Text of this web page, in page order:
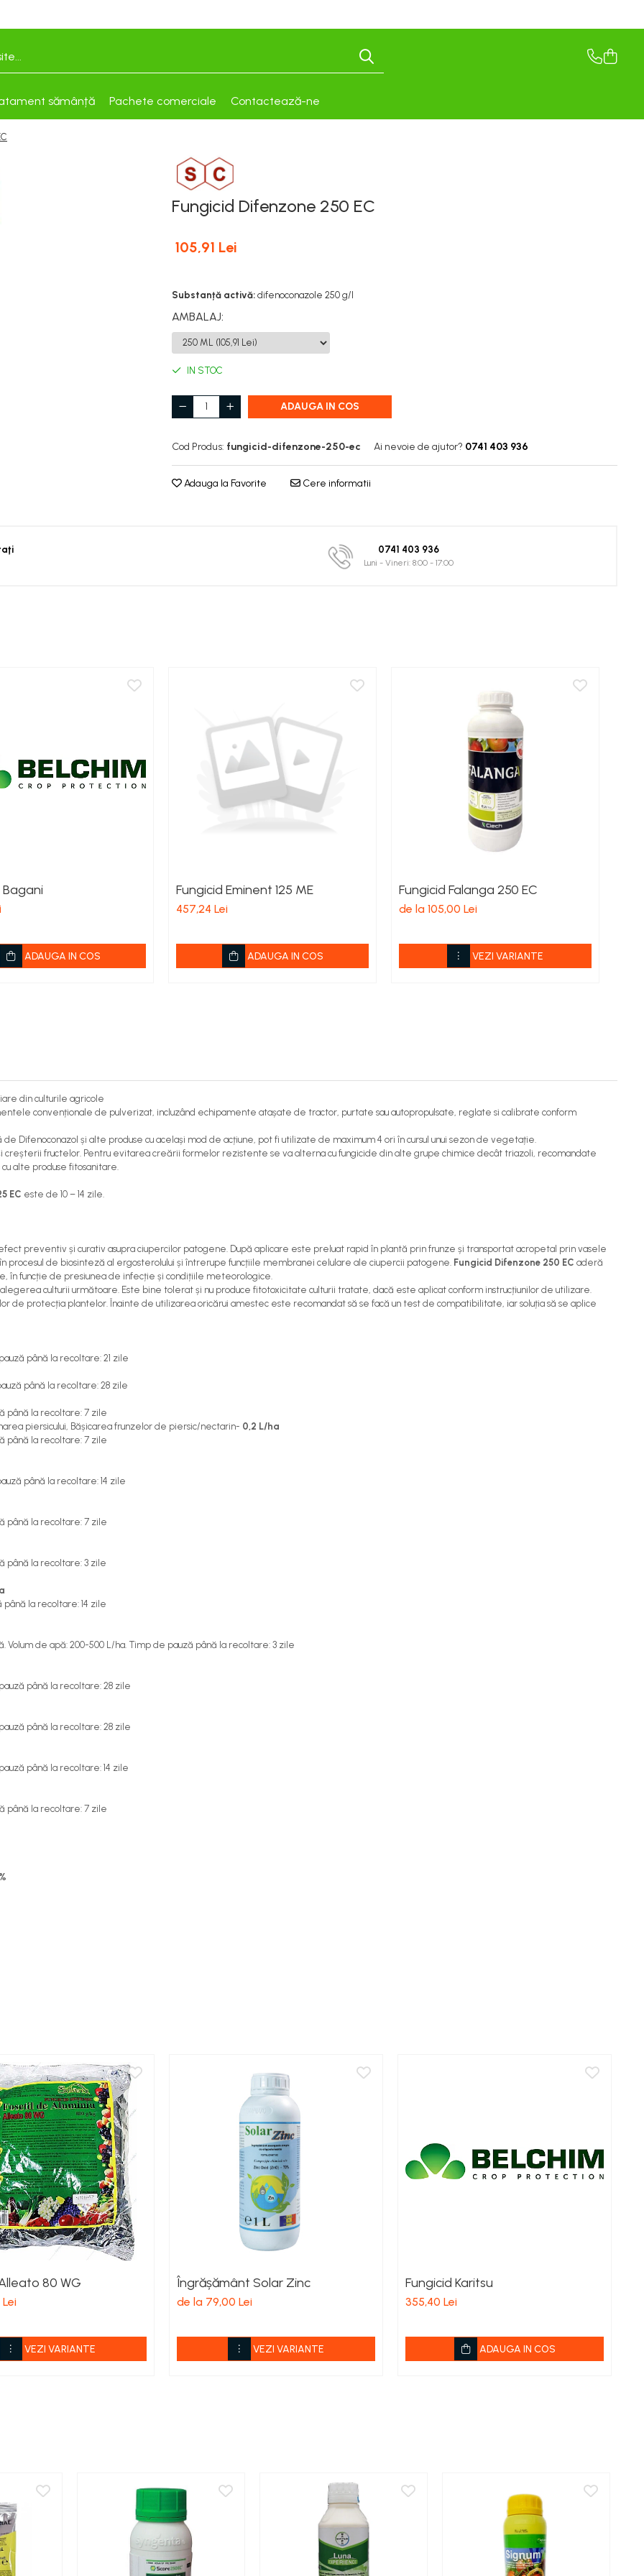
sămânță Pachete comerciale Contactează-ne
Fungicid Difenzone 250 EC
105,91 Lei
Substanță activă: difenoconazole 250 g/l
AMBALAJ:
IN STOC
ADAUGA IN COS
Cod Produs: fungicid-difenzone-250-ec Ai nevoie de ajutor? 0741 403 936
Adauga la Favorite Cere informatii
0741 403 936
Luni - Vineri: 8:00 - 17:00
Bagani
ADAUGA IN COS
Fungicid Eminent 125 ME
457,24 Lei
ADAUGA IN COS
Fungicid Falanga 250 EC
de la 105,00 Lei
VEZI VARIANTE
din culturile agricole
convenționale de pulverizat, incluzând echipamente atașate de tractor, purtate sau autopropulsate, reglate si calibrate conform
Difenoconazol și alte produse cu același mod de acțiune, pot fi utilizate de maximum 4 ori în cursul unui sezon de vegetație.
creșterii fructelor. Pentru evitarea creării formelor rezistente se va alterna cu fungicide din alte grupe chimice decât triazoli, recomandate
alte produse fitosanitare.
EC este de 10 – 14 zile.
preventiv și curativ asupra ciupercilor patogene. După aplicare este preluat rapid în plantă prin frunze și transportat acropetal prin vasele
de biosinteză al ergosterolului și întrerupe funcțiile membranei celulare ale ciupercii patogene. Fungicid Difenzone 250 EC aderă
în funcție de presiunea de infecție și condițiile meteorologice.
alegerea culturii următoare. Este bine tolerat și nu produce fitotoxicitate culturii tratate, dacă este aplicat conform instrucțiunilor de utilizare.
de protecția plantelor. Înainte de utilizarea oricărui amestec este recomandat să se facă un test de compatibilitate, iar soluția să se aplice
până la recoltare: 21 zile
până la recoltare: 28 zile
până la recoltare: 7 zile
piersicului, Bășicarea frunzelor de piersic/nectarin- 0,2 L/ha
până la recoltare: 7 zile
până la recoltare: 14 zile
până la recoltare: 7 zile
până la recoltare: 3 zile
până la recoltare: 14 zile
de apă: 200-500 L/ha. Timp de pauză până la recoltare: 3 zile
până la recoltare: 28 zile
până la recoltare: 28 zile
până la recoltare: 14 zile
până la recoltare: 7 zile
80 WG
VEZI VARIANTE
Îngrășământ Solar Zinc
de la 79,00 Lei
VEZI VARIANTE
Fungicid Karitsu
355,40 Lei
ADAUGA IN COS